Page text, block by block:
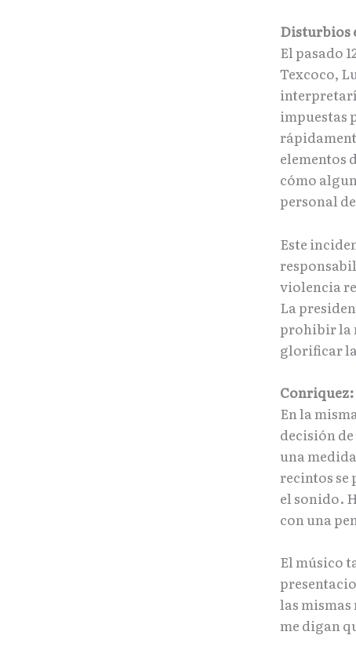
Disturbios
El pasado
Texcoco,
impuestas
elementos
cómo
personal
Este
violencia
La
prohibir la
glorificar
En la
decisión
una
recintos se
el sonido.
con una
El músico
las
me digan